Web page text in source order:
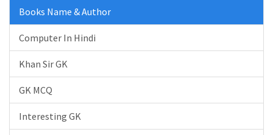
Books Name & Author
Computer In Hindi
Khan Sir GK
GK MCQ
Interesting GK